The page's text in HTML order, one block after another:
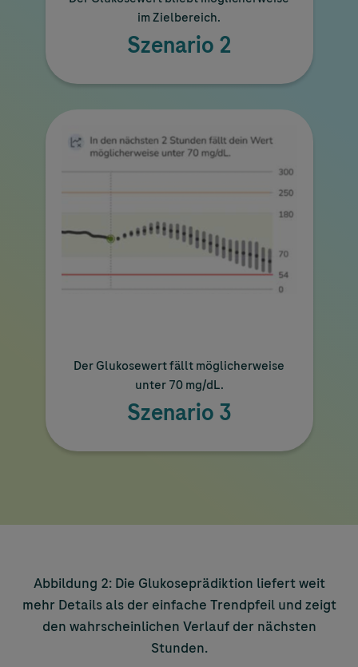
im Zielbereich.
Szenario 2
Der Glukosewert fällt möglicherweise
unter 70 mg/dL.
Szenario 3
Abbildung 2: Die Glukoseprädiktion liefert weit
mehr Details als der einfache Trendpfeil und zeigt
den wahrscheinlichen Verlauf der nächsten
Stunden.